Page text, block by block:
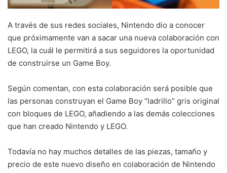
A través de sus redes sociales, Nintendo dio a conocer
que próximamente van a sacar una nueva colaboración con
LEGO, la cuál le permitirá a sus seguidores la oportunidad
de construirse un Game Boy.
Según comentan, con esta colaboración será posible que
las personas construyan el Game Boy “ladrillo” gris original
con bloques de LEGO, añadiendo a las demás colecciones
que han creado Nintendo y LEGO.
Todavía no hay muchos detalles de las piezas, tamaño y
precio de este nuevo diseño en colaboración de Nintendo